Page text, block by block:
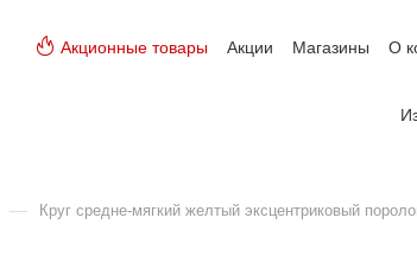
Акционные товары Акции Магазины О
— Круг средне-мягкий желтый эксцентриковый